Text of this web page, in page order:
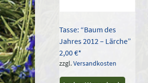
Tasse: “Baum des
Jahres 2012 – Lärche”
2,00€
zzgl.Versandkosten